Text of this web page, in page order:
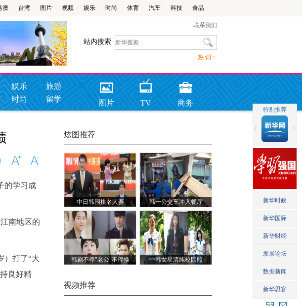
澳 台湾 图片 视频 娱乐 时尚 体育 汽车 科技 食品
联系我们
站内搜索
热 词：
娱乐
旅游
时尚
留学 图片 TV 商务
炫图推荐
中日韩围棋名人赛 韩一公交车冲入餐厅
韩剧不停"老公"不停换 中韩女星清纯校园照
视频推荐
字大 字小
的学习成
南地区的
打了“大
良好精